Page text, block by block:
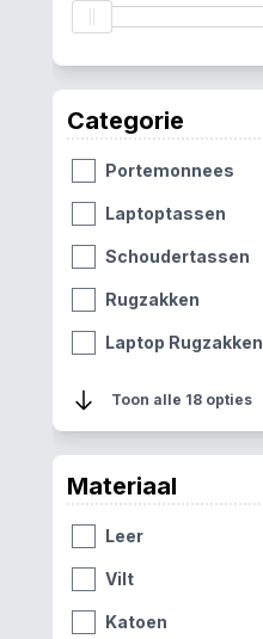
Categorie
Portemonnees
Laptoptassen
Schoudertassen
Rugzakken
Laptop Rugzakken
Pasjeshouders
Toon alle 18 opties
Materiaal
Leer
Vilt
Katoen